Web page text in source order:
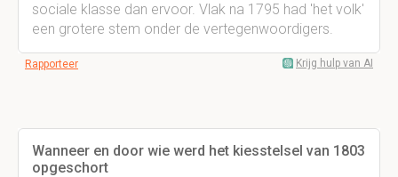
sociale klasse dan ervoor. Vlak na 1795 had 'het volk'
een grotere stem onder de vertegenwoordigers.
Rapporteer Krijg hulp van AI
Wanneer en door wie werd het kiesstelsel van 1803
opgeschort